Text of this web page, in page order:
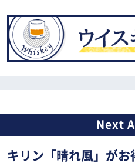
キリン「晴れ風」が